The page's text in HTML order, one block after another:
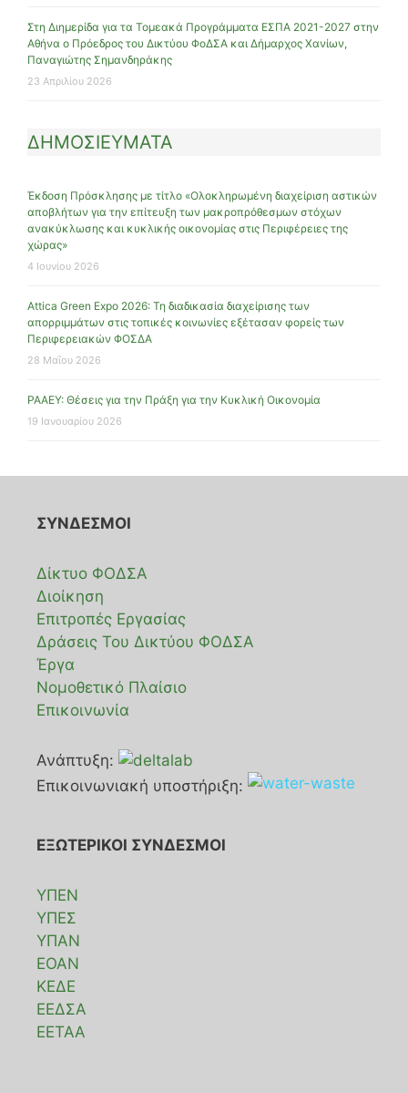
Στη Διημερίδα για τα Τομεακά Προγράμματα ΕΣΠΑ 2021-2027 στην
Αθήνα ο Πρόεδρος του Δικτύου ΦοΔΣΑ και Δήμαρχος Χανίων,
Παναγιώτης Σημανδηράκης
23 Απριλίου 2026
ΔΗΜΟΣΙΕΥΜΑΤΑ
Έκδοση Πρόσκλησης με τίτλο «Ολοκληρωμένη διαχείριση αστικών
αποβλήτων για την επίτευξη των μακροπρόθεσμων στόχων
ανακύκλωσης και κυκλικής οικονομίας στις Περιφέρειες της
χώρας»
4 Ιουνίου 2026
Attica Green Expo 2026: Τη διαδικασία διαχείρισης των
απορριμμάτων στις τοπικές κοινωνίες εξέτασαν φορείς των
Περιφερειακών ΦΟΣΔΑ
28 Μαΐου 2026
ΡΑΑΕΥ: Θέσεις για την Πράξη για την Κυκλική Οικονομία
19 Ιανουαρίου 2026
ΣΥΝΔΕΣΜΟΙ
Δίκτυο ΦΟΔΣΑ
Διοίκηση
Επιτροπές Εργασίας
Δράσεις Του Δικτύου ΦΟΔΣΑ
Έργα
Νομοθετικό Πλαίσιο
Επικοινωνία
Ανάπτυξη:
Επικοινωνιακή υποστήριξη:
ΕΞΩΤΕΡΙΚΟΙ ΣΥΝΔΕΣΜΟΙ
ΥΠΕΝ
ΥΠΕΣ
ΥΠΑΝ
ΕΟΑΝ
ΚΕΔΕ
ΕΕΔΣΑ
ΕΕΤΑΑ